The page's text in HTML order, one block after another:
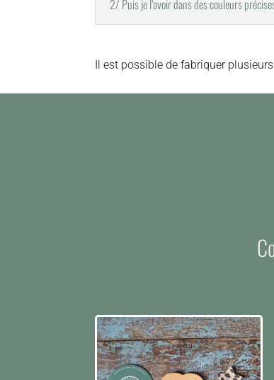
2/ Puis je l’avoir dans des couleurs
Il est possible de fabriquer